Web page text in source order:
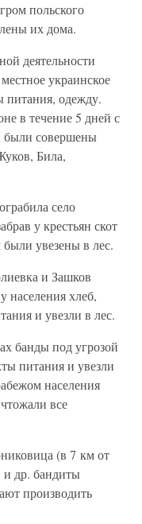
польского
их дома.
деятельности
украинское
питания, одежду.
в течение 5 дней с
были совершены
Била,
село
у крестьян скот
увезены в лес.
и Зашков
населения хлеб,
и увезли в лес.
банды под угрозой
питания и увезли
населения
все
(в 7 км от
др. бандиты
производить